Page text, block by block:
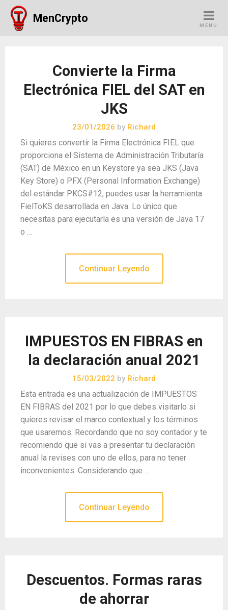
Skip
content
MenCrypto
MENU
Convierte la Firma
Electrónica FIEL del SAT en
JKS
23/01/2026 by Richard
Si quieres convertir la Firma Electrónica FIEL que
proporciona el Sistema de Administración Tributaría
(SAT) de México en un Keystore ya sea JKS (Java
Key Store) o PFX (Personal Information Exchange)
del estándar PKCS#12, puedes usar la herramienta
FielToKS desarrollada en Java. Lo único que
necesitas para ejecutarla es una versión de Java 17
o …
Continuar Leyendo
IMPUESTOS EN FIBRAS en
la declaración anual 2021
15/03/2022 by Richard
Esta entrada es una actualización de IMPUESTOS
EN FIBRAS del 2021 por lo que debes visitarlo si
quieres revisar el marco contextual y los términos
que usaremos. Recordando que no soy contador y te
recomiendo que si vas a presentar tu declaración
anual la revises con uno de ellos, para no tener
inconvenientes. Considerando que …
Continuar Leyendo
Descuentos. Formas raras
de ahorrar